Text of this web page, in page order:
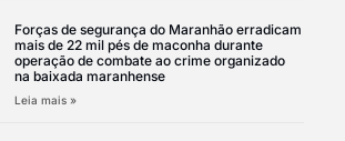
Forças de segurança do Maranhão erradicam
mais de 22 mil pés de maconha durante
operação de combate ao crime organizado
na baixada maranhense
Leia mais »